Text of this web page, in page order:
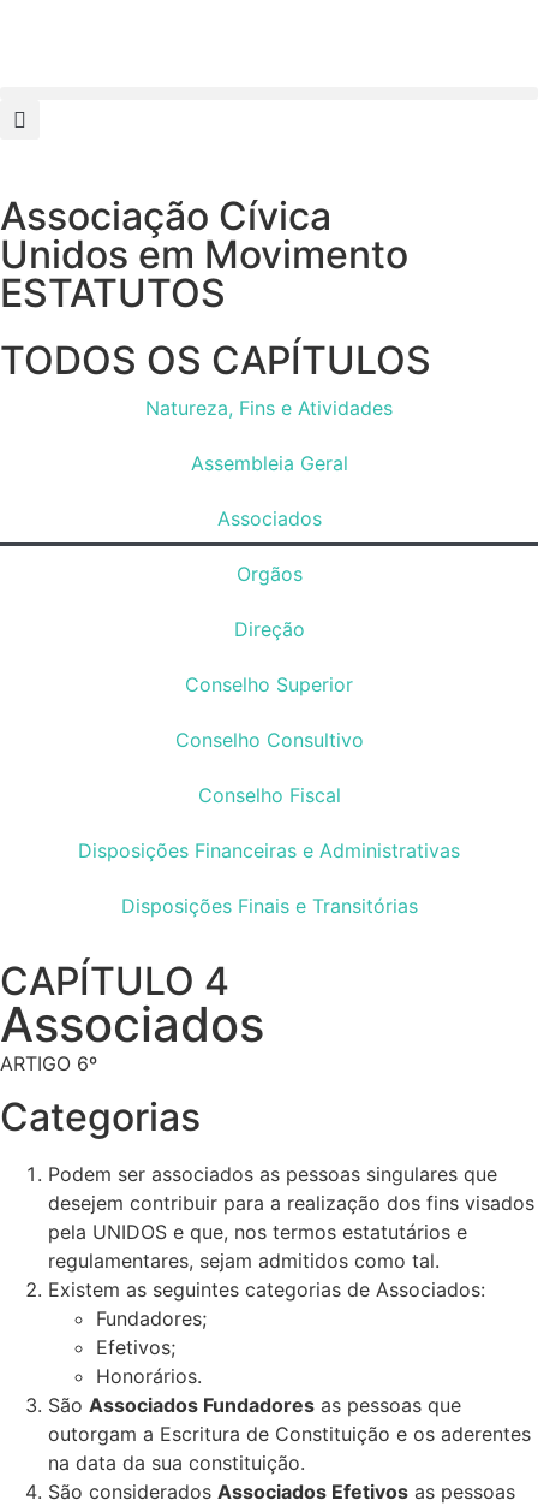
Associação Cívica
Unidos em Movimento
ESTATUTOS
TODOS OS CAPÍTULOS​
Natureza, Fins e Atividades
Assembleia Geral
Associados
Orgãos
Direção
Conselho Superior
Conselho Consultivo
Conselho Fiscal
Disposições Financeiras e Administrativas
Disposições Finais e Transitórias
CAPÍTULO 4
Associados
ARTIGO 6º
Categorias
Podem ser associados as pessoas singulares que
desejem contribuir para a realização dos fins visados
pela UNIDOS e que, nos termos estatutários e
regulamentares, sejam admitidos como tal.
Existem as seguintes categorias de Associados:
Fundadores;
Efetivos;
Honorários.
São Associados Fundadores as pessoas que
outorgam a Escritura de Constituição e os aderentes
na data da sua constituição.
São considerados Associados Efetivos as pessoas